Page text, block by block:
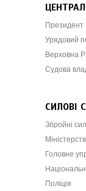
Президент
Урядовий
Верховна
Судова
СИЛОВІ
Збройні
Головне
Поліція